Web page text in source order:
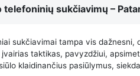
telefoninių sukčiavimų –
sukčiavimai tampa vis dažnesni,
taktikas, pavyzdžiui,
klaidinančius pasiūlymus,